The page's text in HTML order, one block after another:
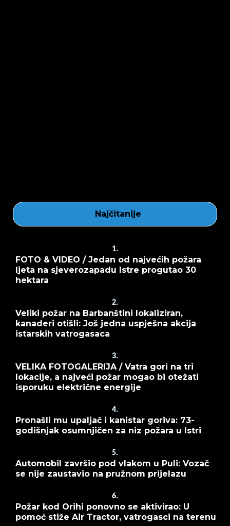
Najčitanije
1.
FOTO & VIDEO / Jedan od najvećih požara
ljeta na sjeverozapadu Istre progutao 30
hektara
2.
Veliki požar na Barbanštini lokaliziran,
kanaderi otišli: Još jedna uspješna akcija
istarskih vatrogasaca
3.
VELIKA FOTOGALERIJA / Vatra gori na tri
lokacije, a najveći požar mogao bi otežati
isporuku električne energije
4.
Pronašli mu upaljač i kanistar goriva: 73-
godišnjak osumnjičen za niz požara u Istri
5.
Automobil završio pod vlakom u Puli: Vozač
se nije zaustavio na pružnom prijelazu
6.
Požar kod Orihi ponovno se aktivirao: U
pomoć stiže Air Tractor, vatrogasci na terenu